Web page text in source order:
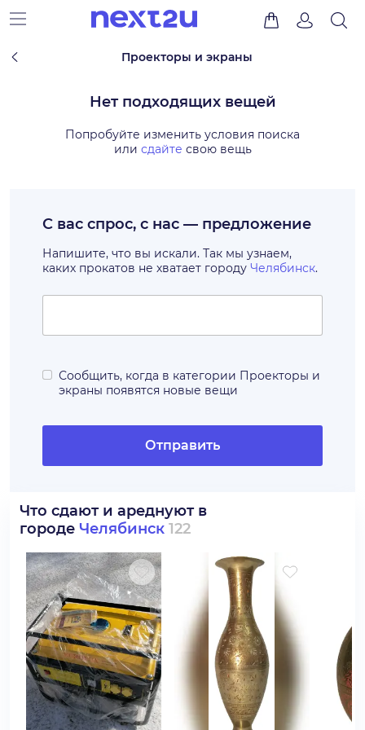
Проекторы и экраны
Нет подходящих вещей
Попробуйте изменить условия поиска
или сдайте свою вещь
С вас спрос, с нас — предложение
Напишите, что вы искали. Так мы узнаем,
каких прокатов не хватает городу Челябинск.
Сообщить, когда в категории Проекторы и
экраны появятся новые вещи
Отправить
Что сдают и ареднуют в
городе Челябинск 122